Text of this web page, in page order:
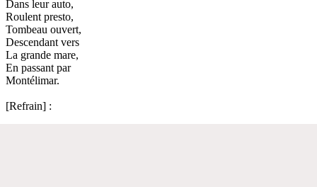
Dans leur auto,
Roulent presto,
Tombeau ouvert,
Descendant vers
La grande mare,
En passant par
Montélimar.
[Refrain] :